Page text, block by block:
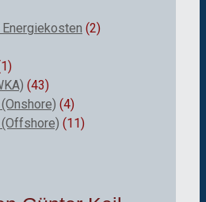
(2)
(43)
(4)
(11)